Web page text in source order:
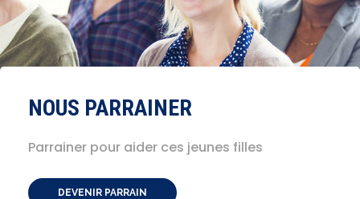
NOUS PARRAINER
Parrainer pour aider ces jeunes filles
DEVENIR PARRAIN